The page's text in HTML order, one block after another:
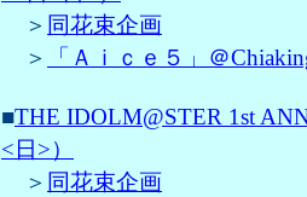
＞ 同花束企画
＞
「Ａｉｃｅ５」＠
■THE IDOLM@STER 1st
<日>）
＞ 同花束企画